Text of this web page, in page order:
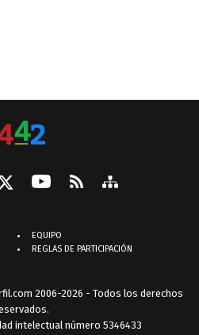
EQUIPO
REGLAS DE PARTICIPACIÓN
2006-2026 - Todos los derechos
intelectual número 5346433